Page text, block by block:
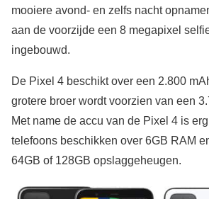
mooiere avond- en zelfs nacht
aan de voorzijde een 8 megapixel
ingebouwd.
De Pixel 4 beschikt over een 2.800
grotere broer wordt voorzien van een
Met name de accu van de Pixel 4 is
telefoons beschikken over 6GB RAM
64GB of 128GB opslaggeheugen.